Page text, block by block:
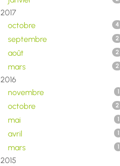
2017
octobre
4
septembre 2
août 2
mars 2
2016
novembre
1
octobre 2
mai 1
avril 1
mars 1
2015